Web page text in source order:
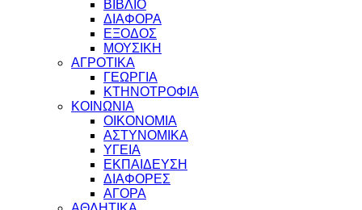
ΒΙΒΛΙΟ
ΔΙΑΦΟΡΑ
ΕΞΟΔΟΣ
ΜΟΥΣΙΚΗ
ΑΓΡΟΤΙΚΑ
ΓΕΩΡΓΙΑ
ΚΤΗΝΟΤΡΟΦΙΑ
ΚΟΙΝΩΝΙΑ
ΟΙΚΟΝΟΜΙΑ
ΑΣΤΥΝΟΜΙΚΑ
ΥΓΕΙΑ
ΕΚΠΑΙΔΕΥΣΗ
ΔΙΑΦΟΡΕΣ
ΑΓΟΡΑ